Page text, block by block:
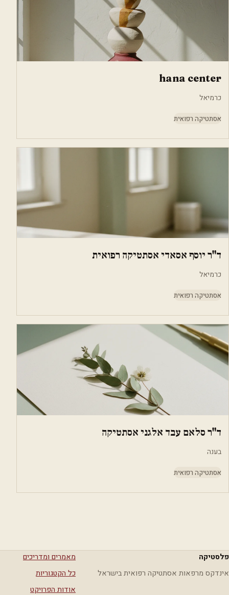
hana center
כרמיאל
אסתטיקה רפואית
ד"ר יוסף אסאדי אסתטיקה רפואית
כרמיאל
אסתטיקה רפואית
ד"ר סלאם עבד אלגני אסתטיקה
בענה
אסתטיקה רפואית
פלסטיקה
אינדקס מרפאות אסתטיקה רפואית בישראל
מאמרים ומדריכים
כל הקטגוריות
אודות הפרויקט